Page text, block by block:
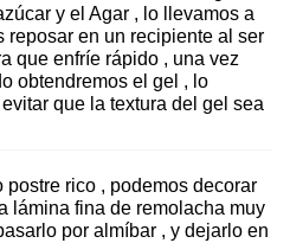
y el Agar , lo llevamos a
reposar en un recipiente al ser
que enfríe rápido , una vez
obtendremos el gel , lo
que la textura del gel sea
postre rico , podemos decorar
lámina fina de remolacha muy
por almíbar , y dejarlo en